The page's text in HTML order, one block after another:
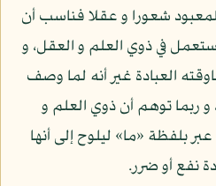
شعورا و عقلا فناسب أن
في ذوي العلم و العقل، و
العبادة غير أنه لما وصف
و ربما توهم أن ذوي العلم و
بلفظة «ما» ليلوح إلى أنها
نفع أو ضرر.